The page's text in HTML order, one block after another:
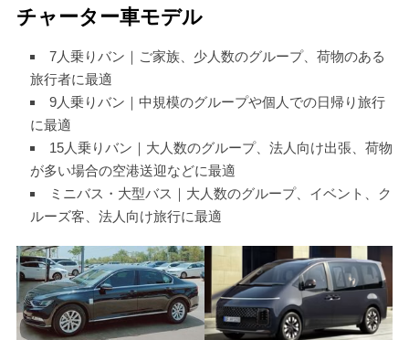
チャーター車モデル
7人乗りバン｜ご家族、少人数のグループ、荷物のある
旅行者に最適
9人乗りバン｜中規模のグループや個人での日帰り旅行
に最適
15人乗りバン｜大人数のグループ、法人向け出張、荷物
が多い場合の空港送迎などに最適
ミニバス・大型バス｜大人数のグループ、イベント、ク
ルーズ客、法人向け旅行に最適